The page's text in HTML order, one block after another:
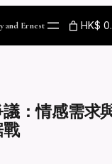
and Ernest HK$
：情感需求